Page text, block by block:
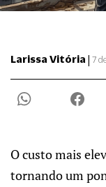
Larissa Vitória | 7
O custo mais
tornando um